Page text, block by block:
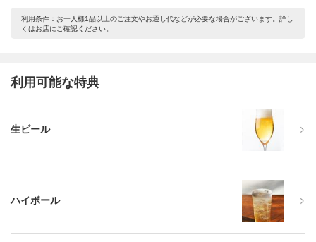
利用条件：お一人様1品以上のご注文やお通し代などが必要な場合がございます。詳し
くはお店にご確認ください。
利用可能な特典
生ビール
ハイボール